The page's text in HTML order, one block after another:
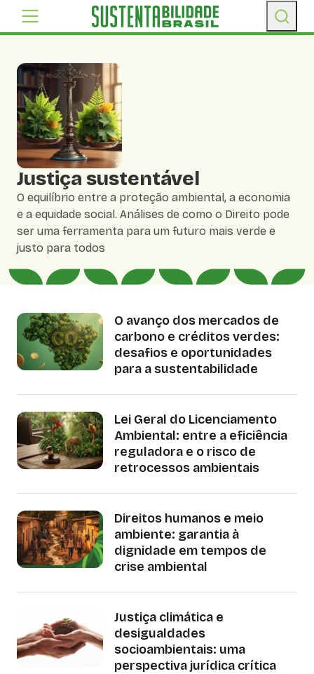
Justiça sustentável
O equilíbrio entre a proteção ambiental, a economia
e a equidade social. Análises de como o Direito pode
ser uma ferramenta para um futuro mais verde e
justo para todos
O avanço dos mercados de
carbono e créditos verdes:
desafios e oportunidades
para a sustentabilidade
Lei Geral do Licenciamento
Ambiental: entre a eficiência
reguladora e o risco de
retrocessos ambientais
Direitos humanos e meio
ambiente: garantia à
dignidade em tempos de
crise ambiental
Justiça climática e
desigualdades
socioambientais: uma
perspectiva jurídica crítica